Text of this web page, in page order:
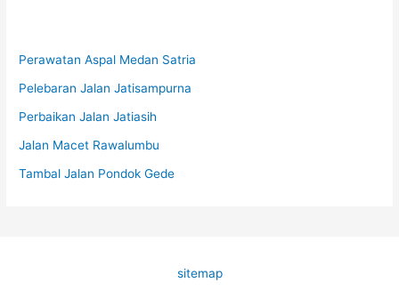
Perawatan Aspal Medan Satria
Pelebaran Jalan Jatisampurna
Perbaikan Jalan Jatiasih
Jalan Macet Rawalumbu
Tambal Jalan Pondok Gede
sitemap